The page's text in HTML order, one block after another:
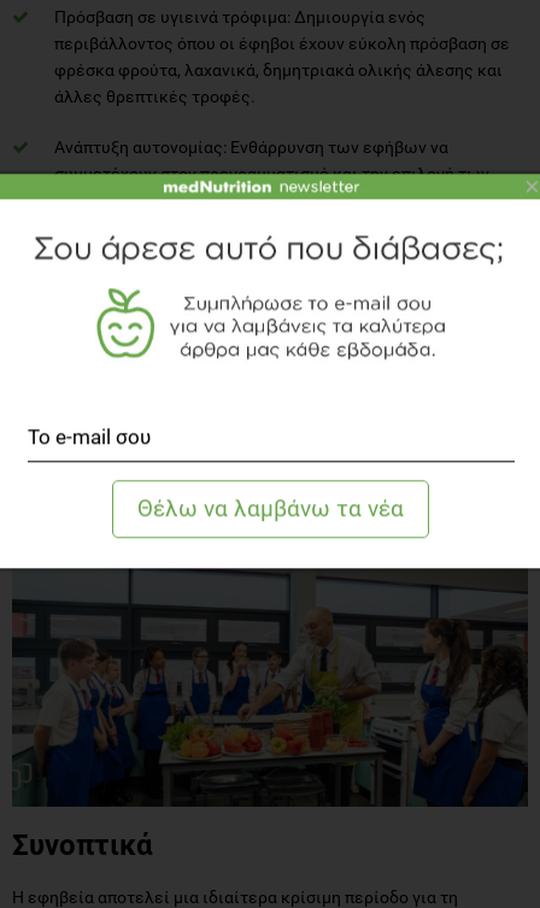
Πρόσβαση σε υγιεινά τρόφιμα: Δημιουργία ενός
περιβάλλοντος όπου οι έφηβοι έχουν εύκολη πρόσβαση σε
φρέσκα φρούτα, λαχανικά, δημητριακά ολικής άλεσης και
άλλες θρεπτικές τροφές.
Ανάπτυξη αυτονομίας: Ενθάρρυνση των εφήβων να
συμμετέχουν στον προγραμματισμό και την επιλογή των
γευμάτων τους, ώστε να αναπτύξουν θετική σχέση με το
Ευαισθητοποίηση σχετικά με τις παγίδες των
επεξεργασμένων τροφίμων και της υπερβολικής
κατανάλωσης γλυκών ή αλμυρών σνακ.
Συνολικά, η υγιής διατροφική συμπεριφορά καλλιεργείται μέσα
από υποστηρικτικά οικογενειακά, σχολικά και κοινωνικά πλαίσια,
που βοηθούν τους εφήβους να κάνουν συνειδητές και βιώσιμες
Συνοπτικά
Η εφηβεία αποτελεί μια ιδιαίτερα κρίσιμη περίοδο για τη
×